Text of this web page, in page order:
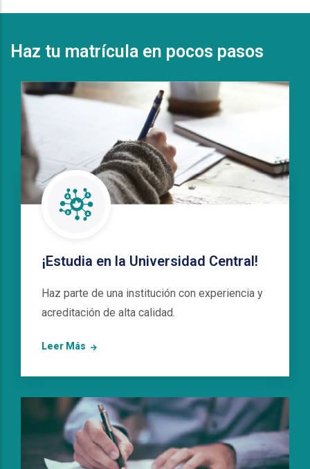
Haz tu matrícula en pocos pasos
¡Estudia en la Universidad Central!
Haz parte de una institución con experiencia y
acreditación de alta calidad.
Leer Más